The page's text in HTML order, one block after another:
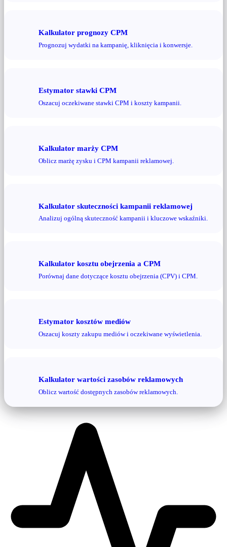
Kalkulator prognozy CPM
Prognozuj wydatki na kampanię, kliknięcia i konwersje.
Estymator stawki CPM
Oszacuj oczekiwane stawki CPM i koszty kampanii.
Kalkulator marży CPM
Oblicz marżę zysku i CPM kampanii reklamowej.
Kalkulator skuteczności kampanii reklamowej
Analizuj ogólną skuteczność kampanii i kluczowe wskaźniki.
Kalkulator kosztu obejrzenia a CPM
Porównaj dane dotyczące kosztu obejrzenia (CPV) i CPM.
Estymator kosztów mediów
Oszacuj koszty zakupu mediów i oczekiwane wyświetlenia.
Kalkulator wartości zasobów reklamowych
Oblicz wartość dostępnych zasobów reklamowych.